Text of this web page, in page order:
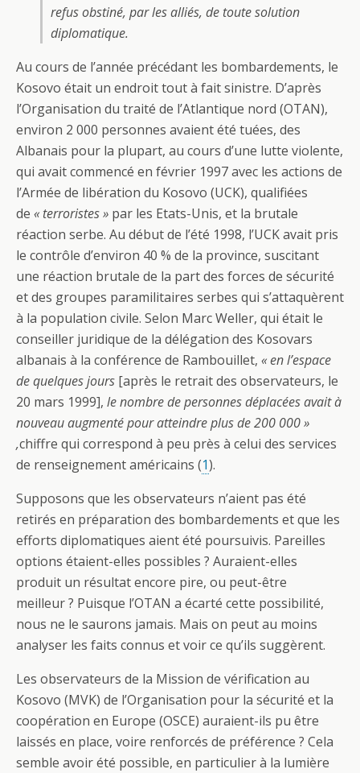
refus obstiné, par les alliés, de toute solution
diplomatique.
Au cours de l’année précédant les bombardements, le
Kosovo était un endroit tout à fait sinistre. D’après
l’Organisation du traité de l’Atlantique nord (OTAN),
environ 2 000 personnes avaient été tuées, des
Albanais pour la plupart, au cours d’une lutte violente,
qui avait commencé en février 1997 avec les actions de
l’Armée de libération du Kosovo (UCK), qualifiées
de « terroristes » par les Etats-Unis, et la brutale
réaction serbe. Au début de l’été 1998, l’UCK avait pris
le contrôle d’environ 40 % de la province, suscitant
une réaction brutale de la part des forces de sécurité
et des groupes paramilitaires serbes qui s’attaquèrent
à la population civile. Selon Marc Weller, qui était le
conseiller juridique de la délégation des Kosovars
albanais à la conférence de Rambouillet, « en l’espace
de quelques jours [après le retrait des observateurs, le
20 mars 1999], le nombre de personnes déplacées avait à
nouveau augmenté pour atteindre plus de 200 000 »
,chiffre qui correspond à peu près à celui des services
de renseignement américains (1).
Supposons que les observateurs n’aient pas été
retirés en préparation des bombardements et que les
efforts diplomatiques aient été poursuivis. Pareilles
options étaient-elles possibles ? Auraient-elles
produit un résultat encore pire, ou peut-être
meilleur ? Puisque l’OTAN a écarté cette possibilité,
nous ne le saurons jamais. Mais on peut au moins
analyser les faits connus et voir ce qu’ils suggèrent.
Les observateurs de la Mission de vérification au
Kosovo (MVK) de l’Organisation pour la sécurité et la
coopération en Europe (OSCE) auraient-ils pu être
laissés en place, voire renforcés de préférence ? Cela
semble avoir été possible, en particulier à la lumière